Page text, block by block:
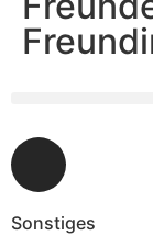
Sonstiges